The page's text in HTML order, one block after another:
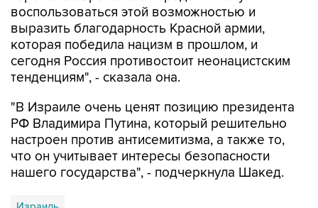
воспользоваться этой возможностью и
выразить благодарность Красной армии,
которая победила нацизм в прошлом, и
сегодня Россия противостоит неонацистским
тенденциям", - сказала она.
"В Израиле очень ценят позицию президента
РФ Владимира Путина, который решительно
настроен против антисемитизма, а также то,
что он учитывает интересы безопасности
нашего государства", - подчеркнула Шакед.